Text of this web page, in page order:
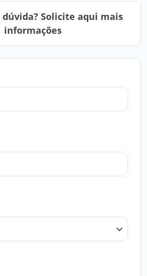
Solicite aqui mais
informações